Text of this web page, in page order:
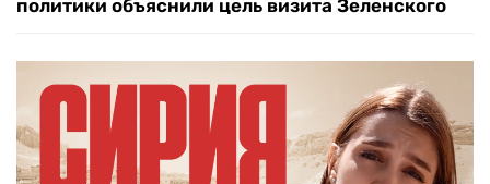
политики объяснили цель визита Зеленского